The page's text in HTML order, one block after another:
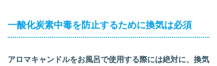
一酸化炭素中毒を防止するために換気は必須
アロマキャンドルをお風呂で使用する際には絶対に、換気